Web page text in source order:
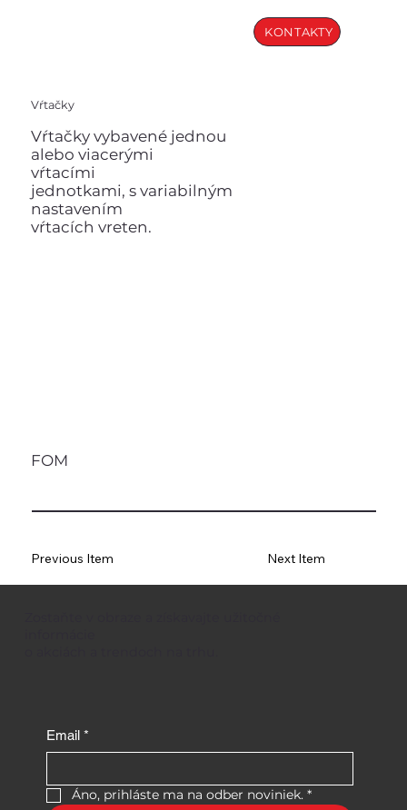
KONTAKTY
Vŕtačky
Vŕtačky vybavené jednou
alebo viacerými
vŕtacími
jednotkami, s variabilným
nastavením
vŕtacích vreten.
FOM
Previous Item Next Item
Email *
Áno, prihláste ma na odber noviniek. *